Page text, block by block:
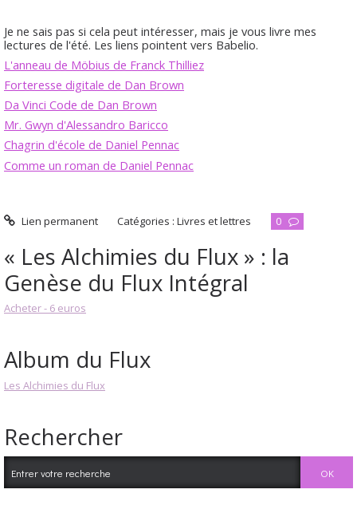
Je ne sais pas si cela peut intéresser, mais je vous livre mes
lectures de l'été. Les liens pointent vers Babelio.
L'anneau de Möbius de Franck Thilliez
Forteresse digitale de Dan Brown
Da Vinci Code de Dan Brown
Mr. Gwyn d'Alessandro Baricco
Chagrin d'école de Daniel Pennac
Comme un roman de Daniel Pennac
Lien permanent Catégories :Livres et lettres 0
« Les Alchimies du Flux » : la
Genèse du Flux Intégral
Acheter - 6 euros
Album du Flux
Les Alchimies du Flux
Rechercher